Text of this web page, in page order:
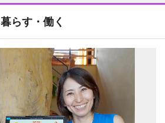
暮らす・働く